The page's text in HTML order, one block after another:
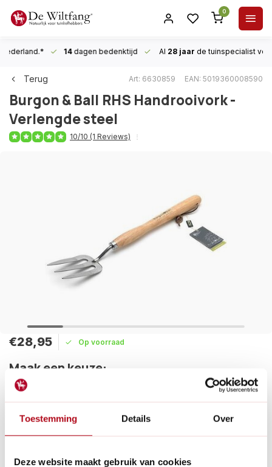
Toestemming Details Over
Deze website maakt gebruik van cookies
0
14dagen bedenktijd Al 28 jaar de tuinspecialist
Terug Art: 6630859 EAN: 5019360008590
Burgon & Ball RHS Handrooivork -
Verlengde steel
10/10 (1 Reviews)
€28,95 Op voorraad
Maak een keuze:
Levertijd: 1 - 2 werkdagen
Vandaag verzonden?
Je hebt nog:
getemperde tanden.